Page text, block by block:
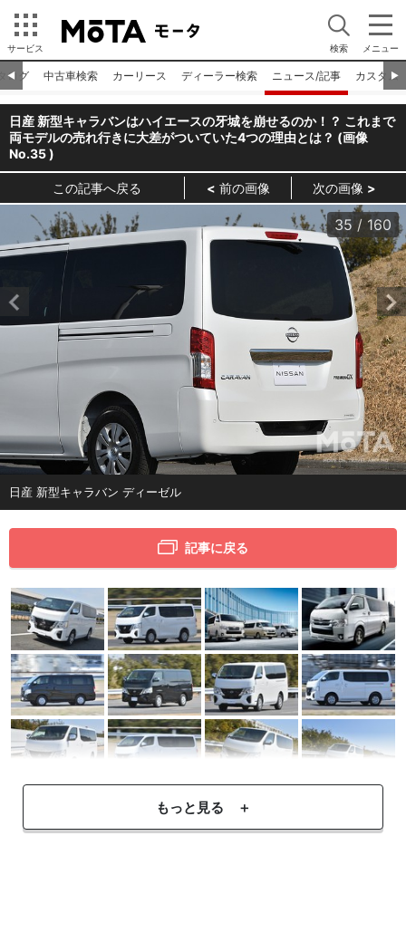
サービス 検索 メニュー
◀︎ ▶︎
ログ 中古車検索 カーリース ディーラー検索 ニュース/記事 カスタム
日産 新型キャラバンはハイエースの牙城を崩せるのか！？ これまで
両モデルの売れ行きに大差がついていた4つの理由とは？ (画像
No.35)
この記事へ戻る 前の画像 次の画像
日産 新型キャラバン ディーゼル
35 / 160
記事に戻る
もっと見る ＋